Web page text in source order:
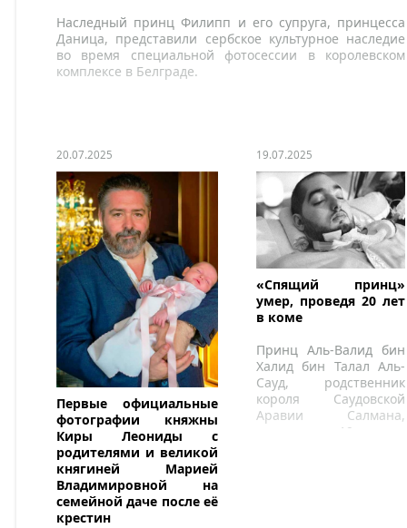
Наследный принц Филипп и его супруга, принцесса
Даница, представили сербское культурное наследие
во время специальной фотосессии в королевском
комплексе в Белграде.
20.07.2025
Первые официальные
фотографии княжны
Киры Леониды с
родителями и великой
княгиней Марией
Владимировной на
семейной даче после её
крестин
19.07.2025
«Спящий принц»
умер, проведя 20 лет
в коме
Принц Аль-Валид бин
Халид бин Талал Аль-
Сауд, родственник
короля Саудовской
Аравии Салмана,
скончался 19 июля